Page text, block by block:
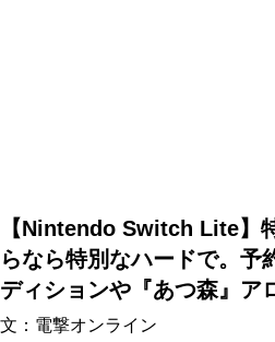
【Nintendo Switch Lite】
らなら特別なハードで。予
ディションや『あつ森』ア
文： 電撃オンライン